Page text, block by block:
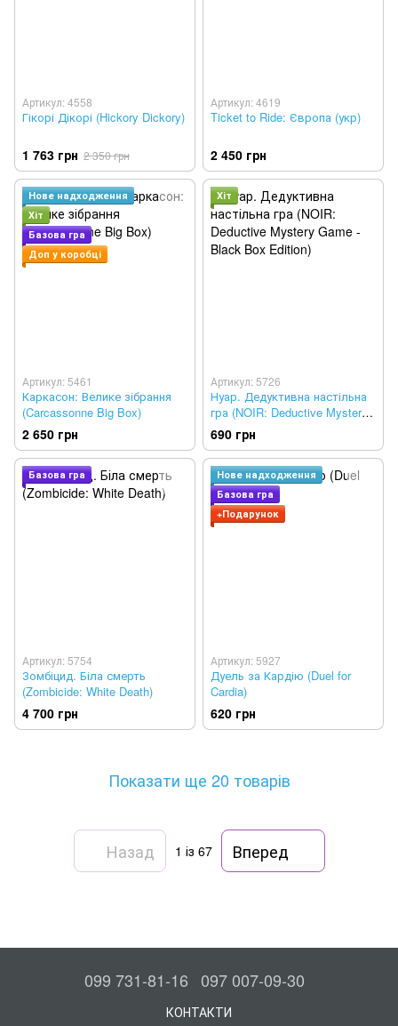
Артикул: 4558
Гікорі Дікорі (Hickory Dickory)
1 763 грн 2 350 грн
Артикул: 4619
Ticket to Ride: Європа (укр)
2 450 грн
Нове надходження
Хіт
Базова гра
Доп у коробці
Артикул: 5461
Каркасон: Велике зібрання
(Carcassonne Big Box)
2 650 грн
Хіт
Артикул: 5726
Нуар. Дедуктивна настільна
гра (NOIR: Deductive Mystery
Game - Black Box Edition)
690 грн
Базова гра
Артикул: 5754
Зомбіцид. Біла смерть
(Zombicide: White Death)
4 700 грн
Нове надходження
Базова гра
+Подарунок
Артикул: 5927
Дуель за Кардію (Duel for
Cardia)
620 грн
Показати ще 20 товарів
Назад 1 із 67 Вперед
099 731-81-16 097 007-09-30
КОНТАКТИ